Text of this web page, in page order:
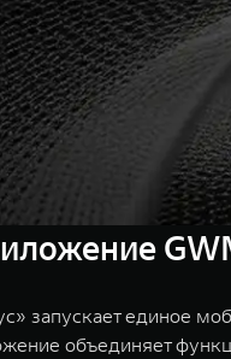
запускает единое
объединяет